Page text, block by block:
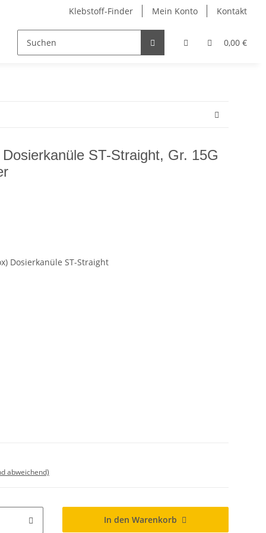
Klebstoff-Finder Mein Konto Kontakt
0,00 €
ST-Straight, Gr. 15G
Dosierkanüle ST-Straight
abweichend)
In den Warenkorb